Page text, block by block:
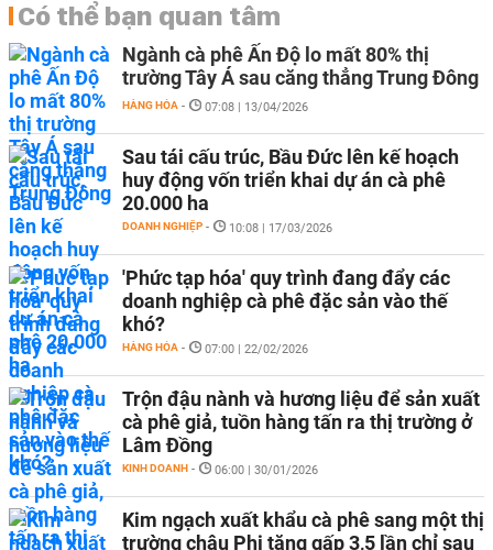
Có thể bạn quan tâm
Ngành cà phê Ấn Độ lo mất 80% thị
trường Tây Á sau căng thẳng Trung Đông
HÀNG HÓA - 07:08 | 13/04/2026
Sau tái cấu trúc, Bầu Đức lên kế hoạch
huy động vốn triển khai dự án cà phê
20.000 ha
DOANH NGHIỆP - 10:08 | 17/03/2026
'Phức tạp hóa' quy trình đang đẩy các
doanh nghiệp cà phê đặc sản vào thế
khó?
HÀNG HÓA - 07:00 | 22/02/2026
Trộn đậu nành và hương liệu để sản xuất
cà phê giả, tuồn hàng tấn ra thị trường ở
Lâm Đồng
KINH DOANH - 06:00 | 30/01/2026
Kim ngạch xuất khẩu cà phê sang một thị
trường châu Phi tăng gấp 3,5 lần chỉ sau